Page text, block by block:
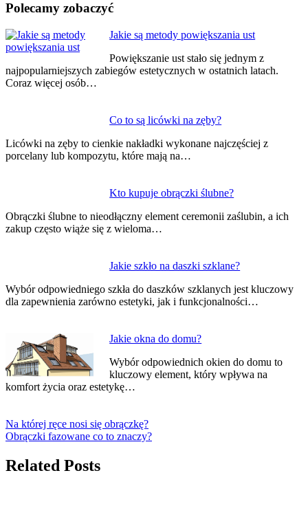
Polecamy zobaczyć
Jakie są metody powiększania ust
Powiększanie ust stało się jednym z
najpopularniejszych zabiegów estetycznych w ostatnich latach.
Coraz więcej osób…
Co to są licówki na zęby?
Licówki na zęby to cienkie nakładki wykonane najczęściej z
porcelany lub kompozytu, które mają na…
Kto kupuje obrączki ślubne?
Obrączki ślubne to nieodłączny element ceremonii zaślubin, a ich
zakup często wiąże się z wieloma…
Jakie szkło na daszki szklane?
Wybór odpowiedniego szkła do daszków szklanych jest kluczowy
dla zapewnienia zarówno estetyki, jak i funkcjonalności…
Jakie okna do domu?
Wybór odpowiednich okien do domu to
kluczowy element, który wpływa na
komfort życia oraz estetykę…
Nawigacja
wpisu
Na której ręce nosi się obrączkę?
Obrączki fazowane co to znaczy?
Related Posts